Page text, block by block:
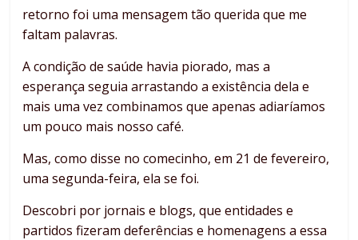
retorno foi uma mensagem tão querida que me
faltam palavras.
A condição de saúde havia piorado, mas a
esperança seguia arrastando a existência dela e
mais uma vez combinamos que apenas adiaríamos
um pouco mais nosso café.
Mas, como disse no comecinho, em 21 de fevereiro,
uma segunda-feira, ela se foi.
Descobri por jornais e blogs, que entidades e
partidos fizeram deferências e homenagens a essa